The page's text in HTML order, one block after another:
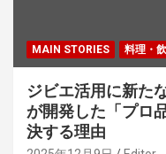
MAIN STORIES 料理・
ジビエ活用に新た
が開発した「プロ
決する理由